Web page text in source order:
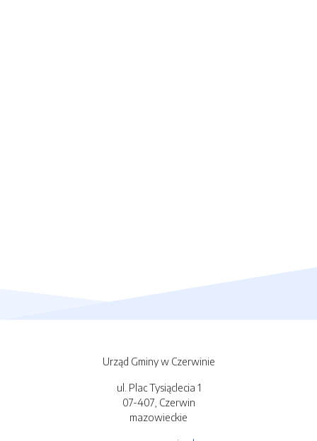
Urząd Gminy w Czerwinie
ul. Plac Tysiąclecia 1
07-407, Czerwin
mazowieckie